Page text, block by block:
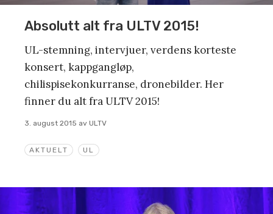
AKTUELT UL
Absolutt alt fra ULTV 2015!
UL-stemning, intervjuer, verdens korteste
konsert, kappgangløp,
chilispisekonkurranse, dronebilder. Her
finner du alt fra ULTV 2015!
3. august 2015 av ULTV